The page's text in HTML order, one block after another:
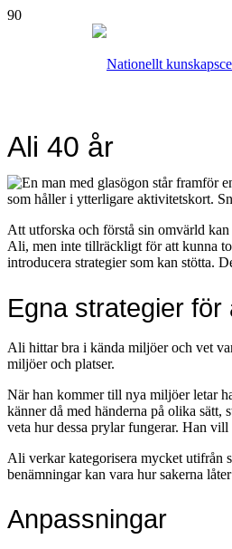
Ali 40 år
Att utforska och förstå sin omvärld
Ali, men inte tillräckligt för att kunna
introducera strategier som kan stötta.
Egna strategier
Ali hittar bra i kända miljöer och vet
miljöer och platser.
När han kommer till nya miljöer letar
känner då med händerna på olika sätt,
veta hur dessa prylar fungerar. Han
Ali verkar kategorisera mycket utifrån
benämningar kan vara hur sakerna
Anpassningar